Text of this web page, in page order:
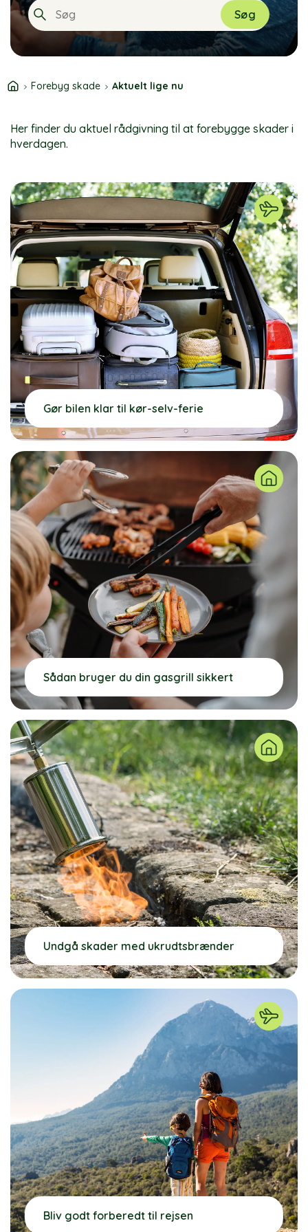
Søg
When autocomplete results are available
Forebyg skade Aktuelt lige nu
Her finder du aktuel rådgivning til at forebygge skader i
hverdagen.
Gør bilen klar til kør-selv-ferie
Sådan bruger du din gasgrill sikkert
Undgå skader med ukrudtsbrænder
Bliv godt forberedt til rejsen